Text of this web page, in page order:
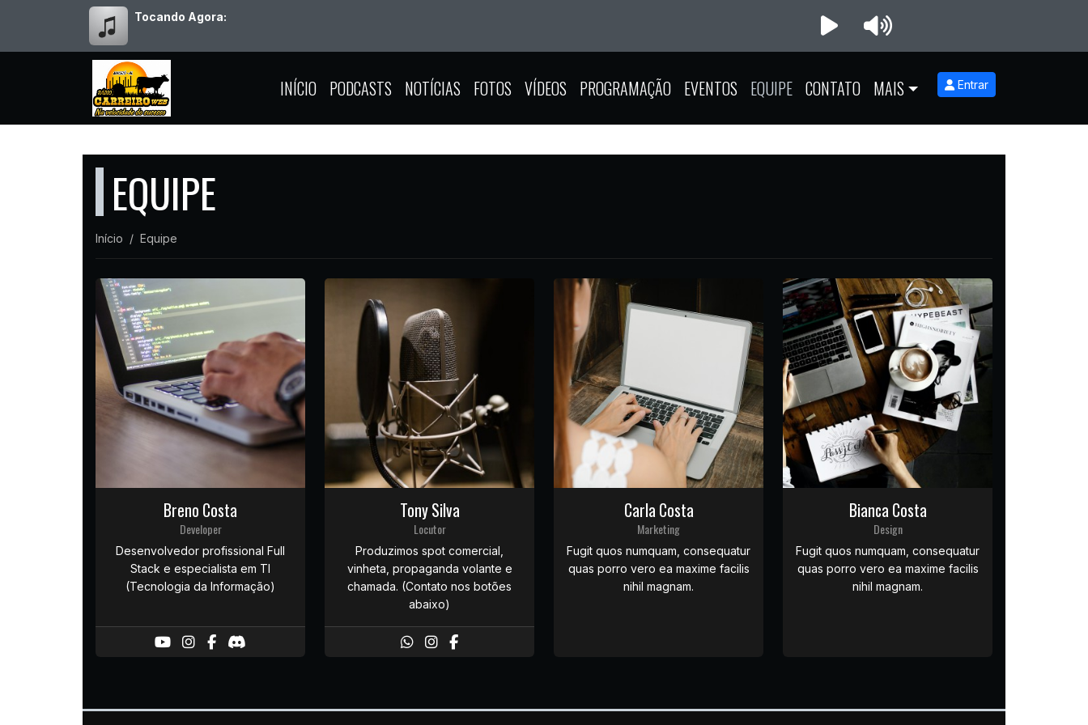
Tocando Agora:
INÍCIO PODCASTS NOTÍCIAS FOTOS VÍDEOS PROGRAMAÇÃO EVENTOS EQUIPE CONTATO MAIS Entrar
EQUIPE
Início Equipe
Breno Costa
Developer
Desenvolvedor profissional Full
Stack e especialista em TI
(Tecnologia da Informação)
Tony Silva
Locutor
Produzimos spot comercial,
vinheta, propaganda volante e
chamada. (Contato nos botões
abaixo)
Carla Costa
Marketing
Fugit quos numquam, consequatur
quas porro vero ea maxime facilis
nihil magnam.
Bianca Costa
Design
Fugit quos numquam, consequatur
quas porro vero ea maxime facilis
nihil magnam.